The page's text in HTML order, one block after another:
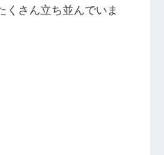
くさん立ち並んでいま